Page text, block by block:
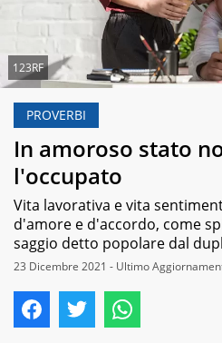
123RF
PROVERBI
In amoroso stato
l'occupato
Vita lavorativa e vita
d'amore e d'accordo, come
saggio detto popolare dal
23 Dicembre 2021 - Ultimo